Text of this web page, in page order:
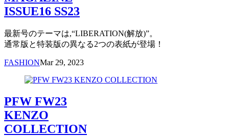
ISSUE16 SS23
最新号のテーマは,“LIBERATION(解放)”。
通常版と特装版の異なる2つの表紙が登場！
FASHIONMar 29, 2023
PFW FW23
KENZO
COLLECTION